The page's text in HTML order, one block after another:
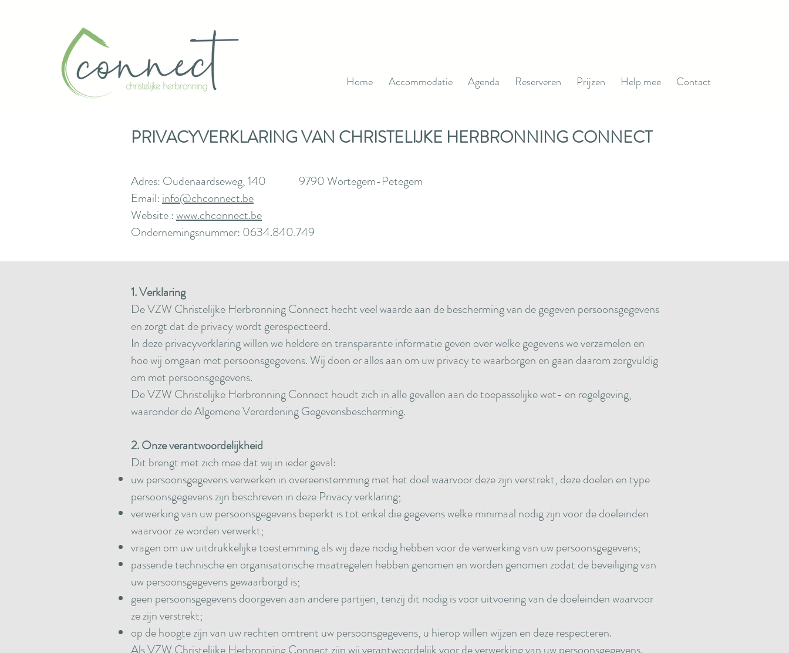
Home Accommodatie Agenda Reserveren Prijzen Help mee Contact
PRIVACYVERKLARING VAN CHRISTELIJKE HERBRONNING CONNECT
Adres: Oudenaardseweg, 140 9790 Wortegem-Petegem
Email:info@chconnect.be
Website :www.chconnect.be
Ondernemingsnummer: 0634.840.749
1. Verklaring
De VZW Christelijke Herbronning Connect hecht veel waarde aan de bescherming van de gegeven persoonsgegevens
en zorgt dat de privacy wordt gerespecteerd.
In deze privacyverklaring willen we heldere en transparante informatie geven over welke gegevens we verzamelen en
hoe wij omgaan met persoonsgegevens. Wij doen er alles aan om uw privacy te waarborgen en gaan daarom zorgvuldig
om met persoonsgegevens.
De VZW Christelijke Herbronning Connect houdt zich in alle gevallen aan de toepasselijke wet- en regelgeving,
waaronder de Algemene Verordening Gegevensbescherming.
2. Onze verantwoordelijkheid
Dit brengt met zich mee dat wij in ieder geval:
uw persoonsgegevens verwerken in overeenstemming met het doel waarvoor deze zijn verstrekt, deze doelen en type
persoonsgegevens zijn beschreven in deze Privacy verklaring;
verwerking van uw persoonsgegevens beperkt is tot enkel die gegevens welke minimaal nodig zijn voor de doeleinden
waarvoor ze worden verwerkt;
vragen om uw uitdrukkelijke toestemming als wij deze nodig hebben voor de verwerking van uw persoonsgegevens;
passende technische en organisatorische maatregelen hebben genomen en worden genomen zodat de beveiliging van
uw persoonsgegevens gewaarborgd is;
geen persoonsgegevens doorgeven aan andere partijen, tenzij dit nodig is voor uitvoering van de doeleinden waarvoor
ze zijn verstrekt;
op de hoogte zijn van uw rechten omtrent uw persoonsgegevens, u hierop willen wijzen en deze respecteren.